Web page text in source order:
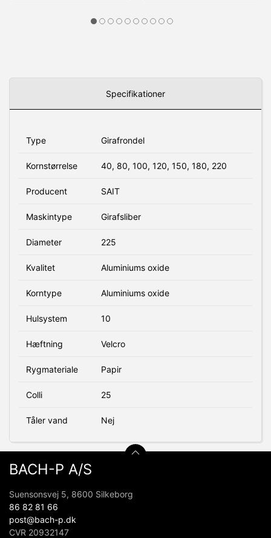
Specifikationer
Type Girafrondel
Kornstørrelse 40, 80, 100, 120, 150, 180, 220
Producent SAIT
Maskintype Girafsliber
Diameter 225
Kvalitet Aluminiums oxide
Korntype Aluminiums oxide
Hulsystem 10
Hæftning Velcro
Rygmateriale Papir
Colli 25
Tåler vand Nej
BACH-P A/S
Suensonsvej 5, 8600 Silkeborg
86 82 81 66
post@bach-p.dk
CVR 20932147